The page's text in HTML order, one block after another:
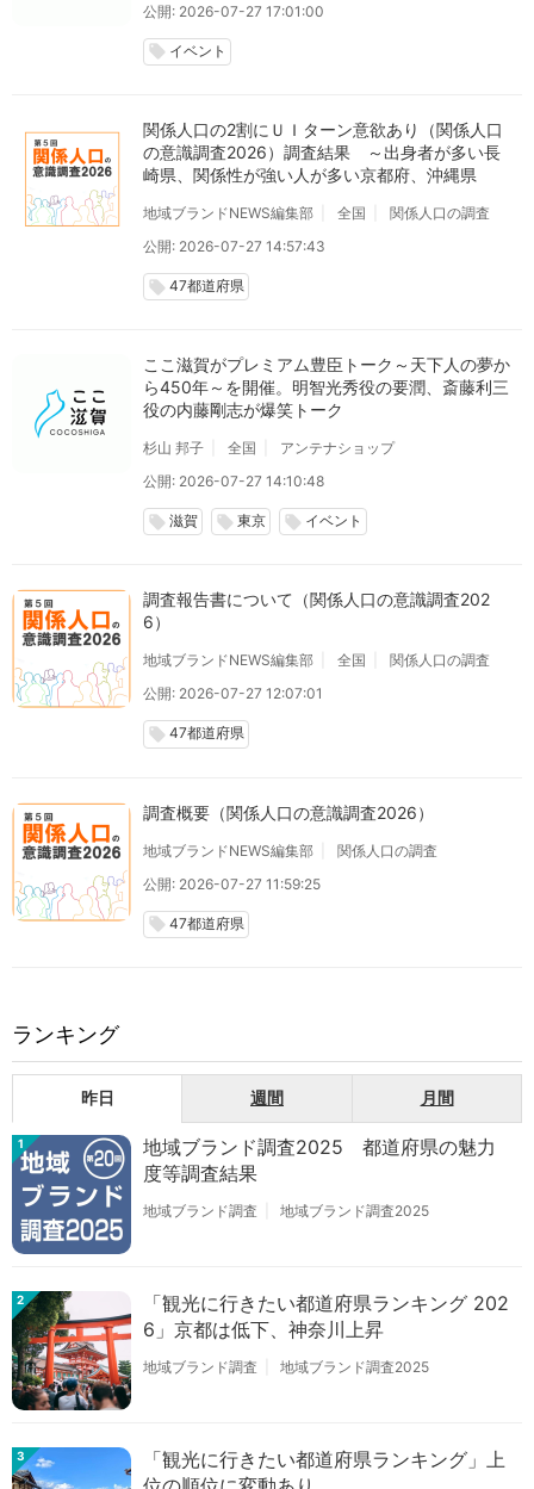
公開: 2026-07-27 17:01:00
local_offer イベント
関係人口の2割にＵＩターン意欲あり（関係人口
の意識調査2026）調査結果 ～出身者が多い長
崎県、関係性が強い人が多い京都府、沖縄県
地域ブランドNEWS編集部 全国
関係人口の調査
公開: 2026-07-27 14:57:43
local_offer 47都道府県
ここ滋賀がプレミアム豊臣トーク～天下人の夢か
ら450年～を開催。明智光秀役の要潤、斎藤利三
役の内藤剛志が爆笑トーク
杉山 邦子 全国
アンテナショップ
公開: 2026-07-27 14:10:48
local_offer 滋賀 local_offer 東京 local_offer イベント
調査報告書について（関係人口の意識調査202
6）
地域ブランドNEWS編集部 全国
関係人口の調査
公開: 2026-07-27 12:07:01
local_offer 47都道府県
調査概要（関係人口の意識調査2026）
地域ブランドNEWS編集部
関係人口の調査
公開: 2026-07-27 11:59:25
local_offer 47都道府県
ランキング
昨日 週間 月間
1
地域ブランド調査2025 都道府県の魅力
度等調査結果
地域ブランド調査 地域ブランド調査2025
2
「観光に行きたい都道府県ランキング 202
6」京都は低下、神奈川上昇
地域ブランド調査 地域ブランド調査2025
3
「観光に行きたい都道府県ランキング」上